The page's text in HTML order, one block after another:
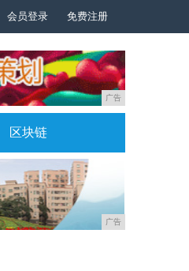
会员登录 免费注册
广告
区块链
广告